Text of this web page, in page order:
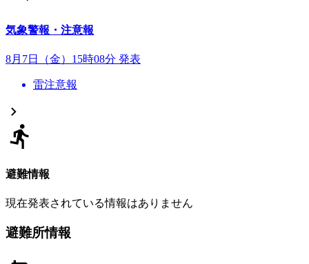
気象警報・注意報
8月7日（金）15時08分 発表
雷注意報
避難情報
現在発表されている情報はありません
避難所情報